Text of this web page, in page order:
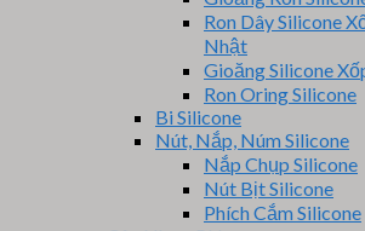
Ron Dây Silicone
Nhật
Gioăng Silicone
Ron Oring Silicone
Bi Silicone
Nút, Nắp, Núm Silicone
Nắp Chụp Silicone
Nút Bịt Silicone
Phích Cắm Silicone